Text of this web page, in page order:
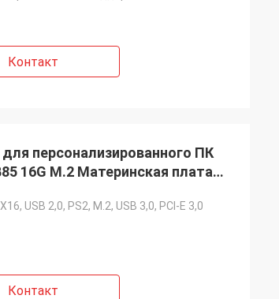
Контакт
персонализированного ПК
16G M.2 Материнская плата
USB 2,0, PS2, M.2, USB 3,0, PCI-E 3,0
Контакт